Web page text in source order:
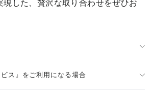
現した、贅沢な取り合わせをぜひお
ビス』をご利用になる場合